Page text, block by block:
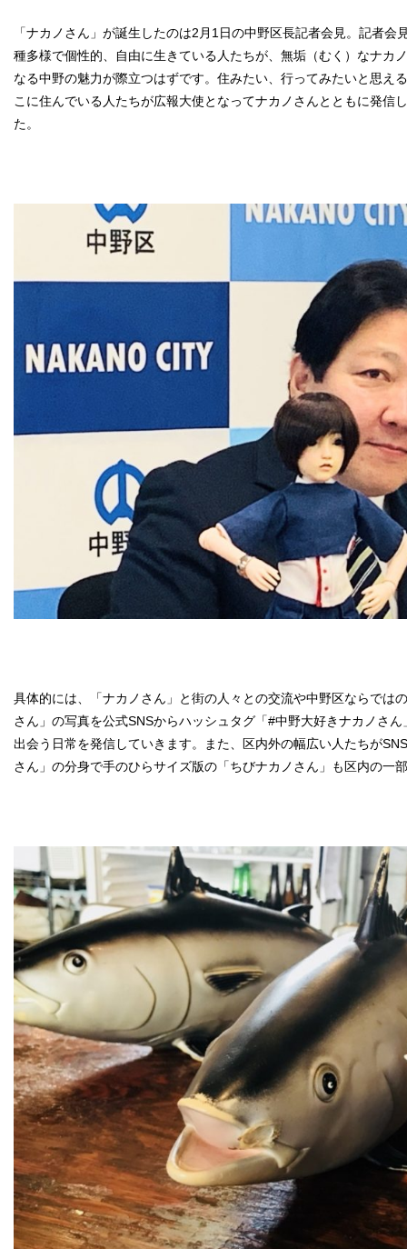
「ナカノさん」が誕生したのは2月1日の中野区長記者会見。記者会
種多様で個性的、自由に生きている人たちが、無垢（むく）なナカ
なる中野の魅力が際立つはずです。住みたい、行ってみたいと思え
こに住んでいる人たちが広報大使となってナカノさんとともに発信
た。
具体的には、「ナカノさん」と街の人々との交流や中野区ならでは
さん」の写真を公式SNSからハッシュタグ「#中野大好きナカノさ
出会う日常を発信していきます。また、区内外の幅広い人たちが
さん」の分身で手のひらサイズ版の「ちびナカノさん」も区内の一